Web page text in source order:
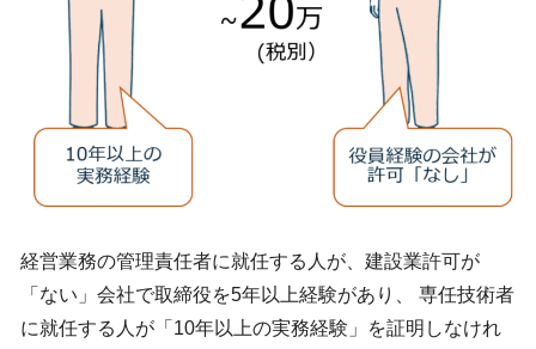
経営業務の管理責任者に就任する人が、建設業許可が
「ない」会社で取締役を5年以上経験があり、 専任技術者
に就任する人が「10年以上の実務経験」を証明しなけれ